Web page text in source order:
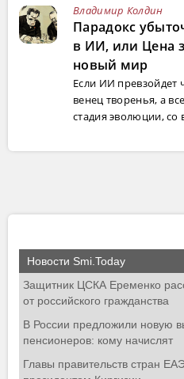
Владимир Колдин
Парадокс
в ИИ, или Цена
новый мир
Если ИИ превзойдет
венец творенья, а
стадия эволюции, со